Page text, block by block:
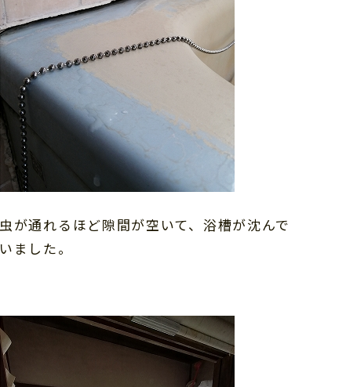
虫が通れるほど隙間が空いて、浴槽が沈んで
いました。